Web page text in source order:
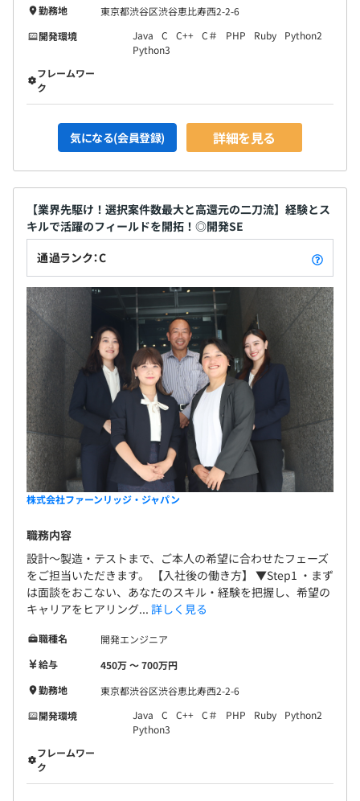
勤務地
東京都渋谷区渋谷恵比寿西2-2-6
開発環境
Java C C++ C＃ PHP Ruby
Python2
Python3
フレームワー
ク
気になる(会員登録) 詳細を見る
【業界先駆け！選択案件数最大と高還元の二刀流】経験とス
キルで活躍のフィールドを開拓！◎開発SE
通過ランク：C
株式会社ファーンリッジ・ジャパン
職務内容
設計～製造・テストまで、ご本人の希望に合わせたフェーズ
をご担当いただきます。 【入社後の働き方】 ▼Step1 ・まず
は面談をおこない、あなたのスキル・経験を把握し、希望の
キャリアをヒアリング... 詳しく見る
職種名
開発エンジニア
給与
450万 〜 700万円
勤務地
東京都渋谷区渋谷恵比寿西2-2-6
開発環境
Java C C++ C＃ PHP Ruby
Python2
Python3
フレームワー
ク